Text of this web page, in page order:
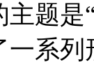
主题
系